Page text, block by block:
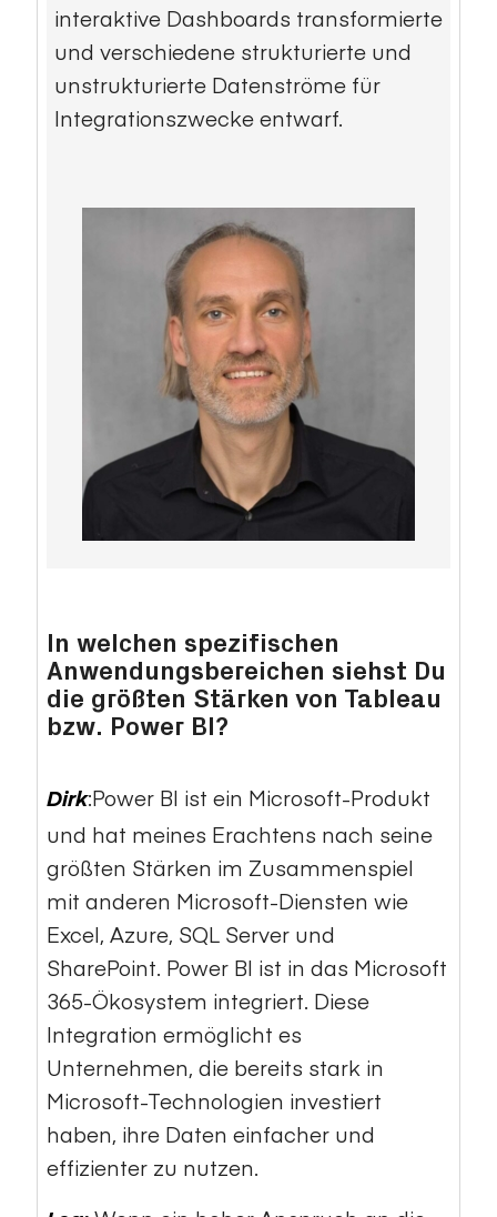
interaktive Dashboards transformierte
und verschiedene strukturierte und
unstrukturierte Datenströme für
Integrationszwecke entwarf.
In welchen spezifischen
Anwendungsbereichen siehst Du
die größten Stärken von Tableau
bzw. Power BI?
Dirk:Power BI ist ein Microsoft-Produkt
und hat meines Erachtens nach seine
größten Stärken im Zusammenspiel
mit anderen Microsoft-Diensten wie
Excel, Azure, SQL Server und
SharePoint. Power BI ist in das Microsoft
365-Ökosystem integriert. Diese
Integration ermöglicht es
Unternehmen, die bereits stark in
Microsoft-Technologien investiert
haben, ihre Daten einfacher und
effizienter zu nutzen.